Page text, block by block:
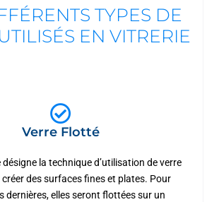
TYPES DE
EN VITRERIE
Verre Flotté
la technique d’utilisation de verre
des surfaces fines et plates. Pour
dernières, elles seront flottées sur un